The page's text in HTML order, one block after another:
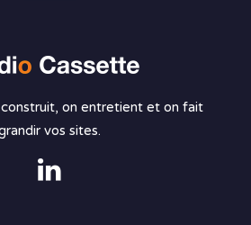
on entretient et on fait
vos sites.